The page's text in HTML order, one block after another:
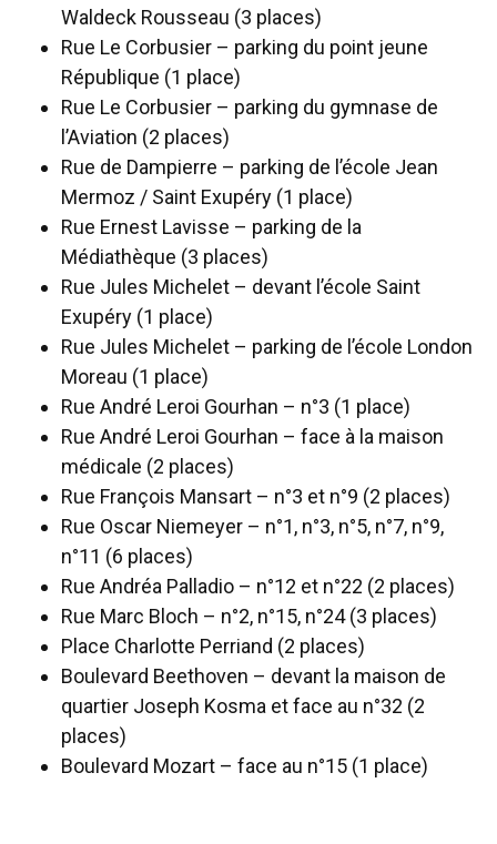
Waldeck Rousseau (3 places)
Rue Le Corbusier – parking du point jeune
République (1 place)
Rue Le Corbusier – parking du gymnase de
l’Aviation (2 places)
Rue de Dampierre – parking de l’école Jean
Mermoz / Saint Exupéry (1 place)
Rue Ernest Lavisse – parking de la
Médiathèque (3 places)
Rue Jules Michelet – devant l’école Saint
Exupéry (1 place)
Rue Jules Michelet – parking de l’école London
Moreau (1 place)
Rue André Leroi Gourhan – n°3 (1 place)
Rue André Leroi Gourhan – face à la maison
médicale (2 places)
Rue François Mansart – n°3 et n°9 (2 places)
Rue Oscar Niemeyer – n°1, n°3, n°5, n°7, n°9,
n°11 (6 places)
Rue Andréa Palladio – n°12 et n°22 (2 places)
Rue Marc Bloch – n°2, n°15, n°24 (3 places)
Place Charlotte Perriand (2 places)
Boulevard Beethoven – devant la maison de
quartier Joseph Kosma et face au n°32 (2
places)
Boulevard Mozart – face au n°15 (1 place)